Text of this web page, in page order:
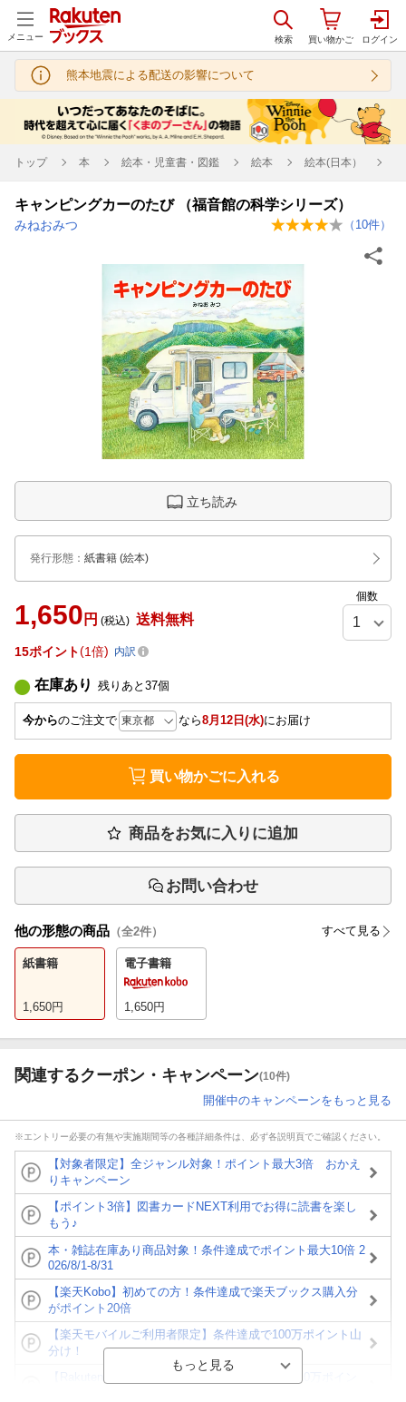
メニュー
熊本地震による配送の影響について
トップ 本 絵本・児童書・図鑑 絵本 絵本(日本）
キャンピングカーのたび （福音館の科学シリーズ）
みねおみつ （ 10件）
立ち読み
発行形態 ： 紙書籍 (絵本)
1,650 円 (税込) 送料無料
個数
15ポイント 1倍 内訳
在庫あり 残りあと 37個
今からのご注文で なら8月12日(水)にお届け
買い物かごに入れる
商品をお気に入りに追加
お問い合わせ
他の形態の商品 （全2件） すべて見る
紙書籍
1,650円
電子書籍
1,650円
関連するクーポン・キャンペーン(10件)
開催中のキャンペーンをもっと見る
※エントリー必要の有無や実施期間等の各種詳細条件は、必ず各説明頁でご確認ください。
【対象者限定】全ジャンル対象！ポイント最大3倍 おかえ
りキャンペーン
【ポイント3倍】図書カードNEXT利用でお得に読書を楽し
もう♪
本・雑誌在庫あり商品対象！条件達成でポイント最大10倍 2
026/8/1-8/31
【楽天Kobo】初めての方！条件達成で楽天ブックス購入分
がポイント20倍
【楽天モバイルご利用者限定】条件達成で100万ポイント山
分け！